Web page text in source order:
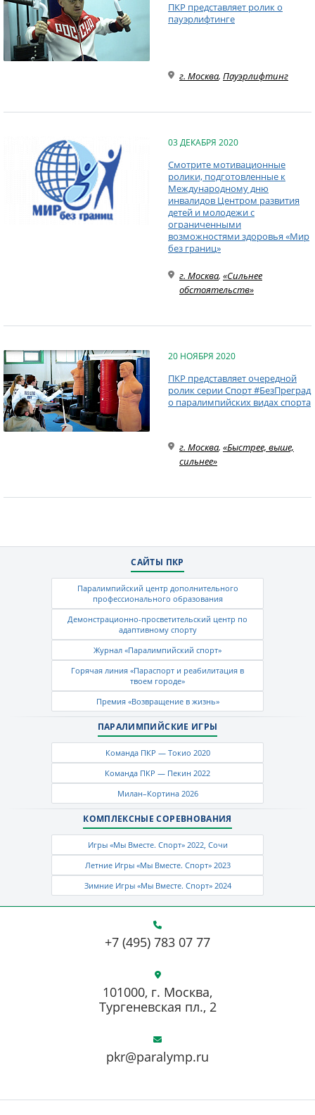
ПКР представляет ролик о
пауэрлифтинге
г. Москва, Пауэрлифтинг
03 ДЕКАБРЯ 2020
Смотрите мотивационные
ролики, подготовленные к
Международному дню
инвалидов Центром развития
детей и молодежи с
ограниченными
возможностями здоровья «Мир
без границ»
г. Москва, «Сильнее
обстоятельств»
20 НОЯБРЯ 2020
ПКР представляет очередной
ролик серии Спорт #БезПреград
о паралимпийских видах спорта
г. Москва, «Быстрее, выше,
сильнее»
САЙТЫ ПКР
Паралимпийский центр дополнительного
профессионального образования
Демонстрационно-просветительский центр по
адаптивному спорту
Журнал «Паралимпийский спорт»
Горячая линия «Параспорт и реабилитация в
твоем городе»
Премия «Возвращение в жизнь»
ПАРАЛИМПИЙСКИЕ ИГРЫ
Команда ПКР — Токио 2020
Команда ПКР — Пекин 2022
Милан–Кортина 2026
КОМПЛЕКСНЫЕ СОРЕВНОВАНИЯ
Игры «Мы Вместе. Спорт» 2022, Сочи
Летние Игры «Мы Вместе. Спорт» 2023
Зимние Игры «Мы Вместе. Спорт» 2024
+7 (495) 783 07 77
pkr@paralymp.ru
101000, г. Москва,
Тургеневская пл., 2